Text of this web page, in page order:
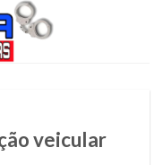
veicular